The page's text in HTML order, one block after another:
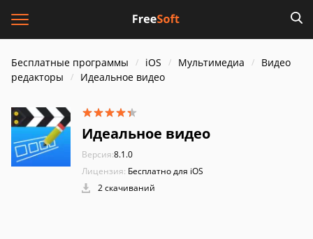
Бесплатные программы iOS Мультимедиа
Видео
редакторы
Идеальное видео
Идеальное видео
Версия:8.1.0
Лицензия: Бесплатно для iOS
2 скачиваний